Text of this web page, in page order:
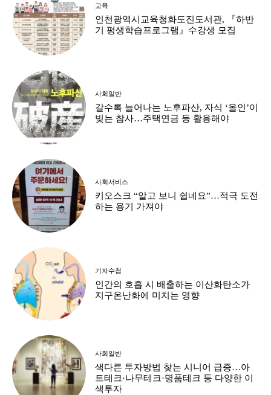
교육
인천광역시교육청화도진도서관, 『하반
기 평생학습프로그램』수강생 모집
사회일반
갈수록 늘어나는 노후파산, 자식 ‘올인’이
빚는 참사…주택연금 등 활용해야
사회서비스
키오스크 “알고 보니 쉽네요”…적극 도전
하는 용기 가져야
기자수첩
인간의 호흡 시 배출하는 이산화탄소가
지구온난화에 미치는 영향
사회일반
색다른 투자방법 찾는 시니어 급증…아
트테크·나무테크·명품테크 등 다양한 이
색투자